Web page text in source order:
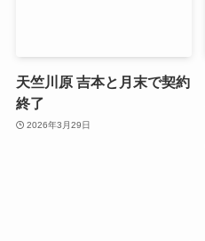
天竺川原 吉本と月末で契約
終了
2026年3月29日